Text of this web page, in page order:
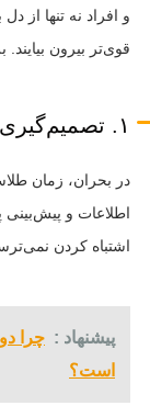
و افراد نه تنها از
قوی‌تر بیرون
۱. تصمیم‌گیری سریع و آگاهانه
در بحران، زمان
اطلاعات و پیش‌بینی
اشتباه کردن
پیشنهاد :
است؟